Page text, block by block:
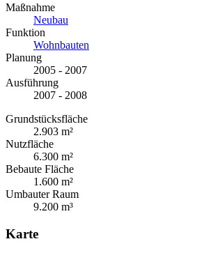
Maßnahme
Neubau
Funktion
Wohnbauten
Planung
2005 - 2007
Ausführung
2007 - 2008
Grundstücksfläche
2.903 m²
Nutzfläche
6.300 m²
Bebaute Fläche
1.600 m²
Umbauter Raum
9.200 m³
Karte